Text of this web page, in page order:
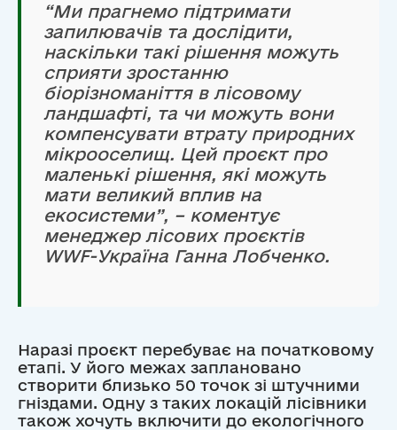
“Ми прагнемо підтримати
запилювачів та дослідити,
наскільки такі рішення можуть
сприяти зростанню
біорізноманіття в лісовому
ландшафті, та чи можуть вони
компенсувати втрату природних
мікрооселищ. Цей проєкт про
маленькі рішення, які можуть
мати великий вплив на
екосистеми”, – коментує
менеджер лісових проєктів
WWF-Україна Ганна Лобченко.
Наразі проєкт перебуває на початковому
етапі. У його межах заплановано
створити близько 50 точок зі штучними
гніздами. Одну з таких локацій лісівники
також хочуть включити до екологічного